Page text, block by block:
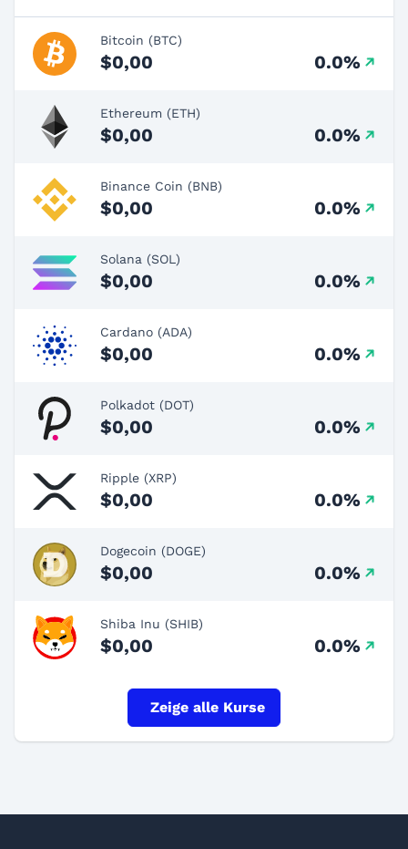
Bitcoin (BTC)
$0,00 0.0%
Ethereum (ETH)
$0,00 0.0%
Binance Coin (BNB)
$0,00 0.0%
Solana (SOL)
$0,00 0.0%
Cardano (ADA)
$0,00 0.0%
Polkadot (DOT)
$0,00 0.0%
Ripple (XRP)
$0,00 0.0%
Dogecoin (DOGE)
$0,00 0.0%
Shiba Inu (SHIB)
$0,00 0.0%
Zeige alle Kurse